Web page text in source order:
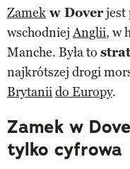
Zamek w Doverjest
wschodniejAnglii, w
Manche. Była to
najkrótszej drogi
Brytaniido Europy.
Zamek w
tylko cyfrowa